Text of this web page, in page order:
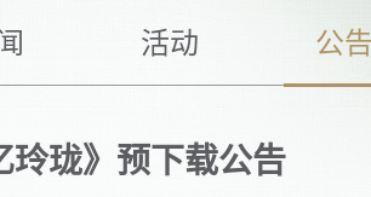
熹妃传 京
活动 公告
玲珑》预下载公告